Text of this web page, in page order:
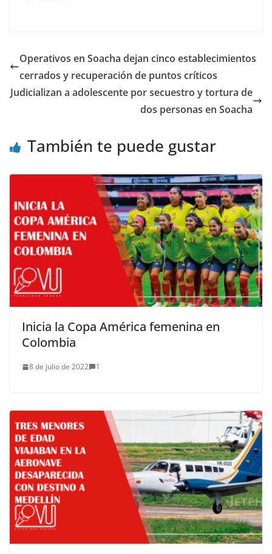
Operativos en Soacha dejan cinco establecimientos
cerrados y recuperación de puntos críticos
Judicializan a adolescente por secuestro y tortura de
dos personas en Soacha
También te puede gustar
Inicia la Copa América femenina en
Colombia
8 de julio de 2022 1